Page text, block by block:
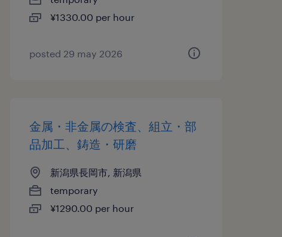
¥1330.00 per hour
posted 29 may 2026
金属・非金属の検査、組立・部
品加工、鋳造・研磨
新潟県長岡市, 新潟県
temporary
¥1290.00 per hour